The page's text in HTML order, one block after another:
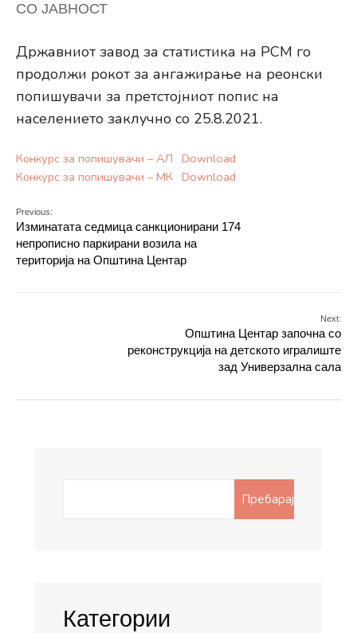
СО ЈАВНОСТ
Државниот завод за статистика на РСМ го
продолжи рокот за ангажирање на реонски
попишувачи за претстојниот попис на
населението заклучно со 25.8.2021.
Конкурс за попишувачи – АЛ Download
Конкурс за попишувачи – МК Download
Previous:
Изминатата седмица санкционирани 174
непрописно паркирани возила на
територија на Општина Центар
Next:
Општина Центар започна со
реконструкција на детското игралиште
зад Универзална сала
Пребарај
Категории